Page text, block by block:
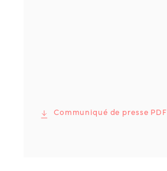
Communiqué de presse PDF